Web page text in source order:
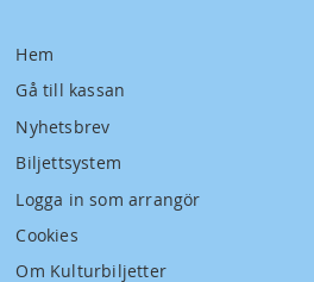
Hem
Gå till kassan
Nyhetsbrev
Biljettsystem
Logga in som arrangör
Cookies
Om Kulturbiljetter